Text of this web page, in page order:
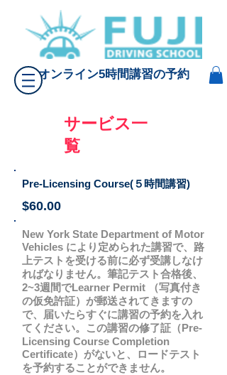
オンライン5時間講習の予約
​サービス一
覧
Pre-Licensing Course(５時間講習)
$60.00
New York State Department of Motor
Vehicles により定められた講習で、路
上テストを受ける前に必ず受講しなけ
ればなりません。筆記テスト合格後、
2~3週間でLearner Permit （写真付き
の仮免許証）が郵送されてきますの
で、届いたらすぐに講習の予約を入れ
てください。この講習の修了証（Pre-
Licensing Course Completion
Certificate）がないと、ロードテスト
を予約することができません。